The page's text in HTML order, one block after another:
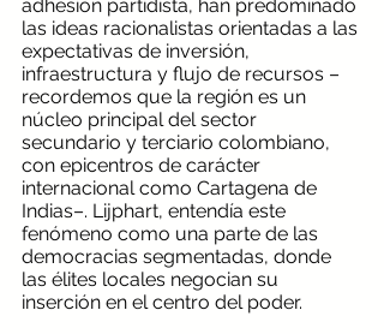
adhesión partidista, han predominado
las ideas racionalistas orientadas a las
expectativas de inversión,
infraestructura y flujo de recursos –
recordemos que la región es un
núcleo principal del sector
secundario y terciario colombiano,
con epicentros de carácter
internacional como Cartagena de
Indias–. Lijphart, entendía este
fenómeno como una parte de las
democracias segmentadas, donde
las élites locales negocian su
inserción en el centro del poder.